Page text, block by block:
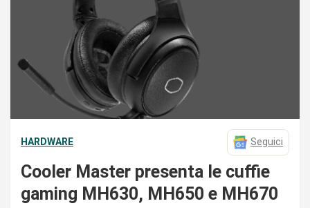
HARDWARE Seguici
Cooler Master presenta le cuffie
gaming MH630, MH650 e MH670